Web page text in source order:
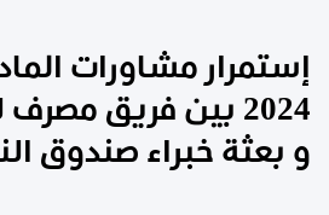
إستمرار مشاورات
2024 بين فريق
و بعثة خبراء صندوق